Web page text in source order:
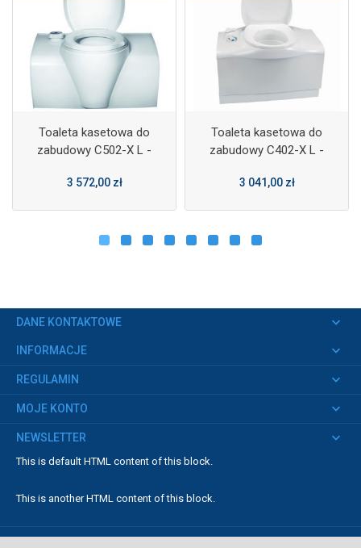
Toaleta kasetowa do
zabudowy C502-X L -
3 572,00 zł
Toaleta kasetowa do
zabudowy C402-X L -
3 041,00 zł
DANE KONTAKTOWE keyboard_arrow_down
INFORMACJE keyboard_arrow_down
REGULAMIN keyboard_arrow_down
MOJE KONTO keyboard_arrow_down
NEWSLETTER keyboard_arrow_down
This is default HTML content of this block.
This is another HTML content of this block.